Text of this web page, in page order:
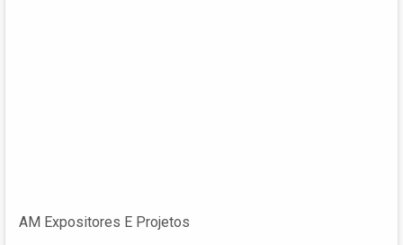
AM Expositores E Projetos